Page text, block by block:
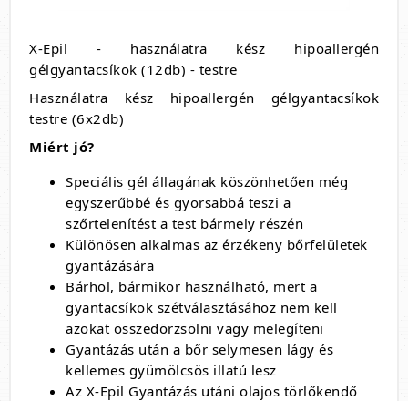
X-Epil - használatra kész hipoallergén
gélgyantacsíkok (12db) - testre
Használatra kész hipoallergén gélgyantacsíkok
testre (6x2db)
Miért jó?
Speciális gél állagának köszönhetően még
egyszerűbbé és gyorsabbá teszi a
szőrtelenítést a test bármely részén
Különösen alkalmas az érzékeny bőrfelületek
gyantázására
Bárhol, bármikor használható, mert a
gyantacsíkok szétválasztásához nem kell
azokat összedörzsölni vagy melegíteni
Gyantázás után a bőr selymesen lágy és
kellemes gyümölcsös illatú lesz
Az X-Epil Gyantázás utáni olajos törlőkendő